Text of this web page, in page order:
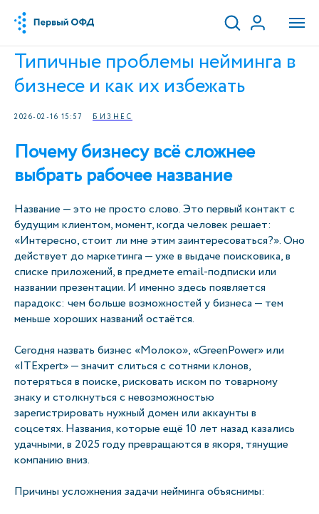
Типичные проблемы нейминга в
бизнесе и как их избежать
2026-02-16 15:57 БИЗНЕС
Почему бизнесу всё сложнее
выбрать рабочее название
Название — это не просто слово. Это первый контакт с
будущим клиентом, момент, когда человек решает:
«Интересно, стоит ли мне этим заинтересоваться?». Оно
действует до маркетинга — уже в выдаче поисковика, в
списке приложений, в предмете email-подписки или
названии презентации. И именно здесь появляется
парадокс: чем больше возможностей у бизнеса — тем
меньше хороших названий остаётся.
Сегодня назвать бизнес «Молоко», «GreenPower» или
«ITExpert» — значит слиться с сотнями клонов,
потеряться в поиске, рисковать иском по товарному
знаку и столкнуться с невозможностью
зарегистрировать нужный домен или аккаунты в
соцсетях. Названия, которые ещё 10 лет назад казались
удачными, в 2025 году превращаются в якоря, тянущие
компанию вниз.
Причины усложнения задачи нейминга объяснимы: